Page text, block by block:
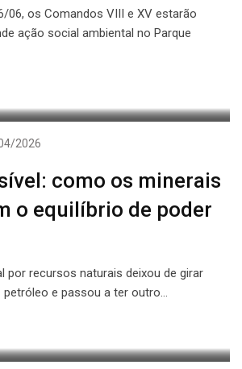
06, os Comandos VIII e XV estarão
ação social ambiental no Parque
2026
como os minerais
o equilíbrio de poder
por recursos naturais deixou de girar
e passou a ter outro…